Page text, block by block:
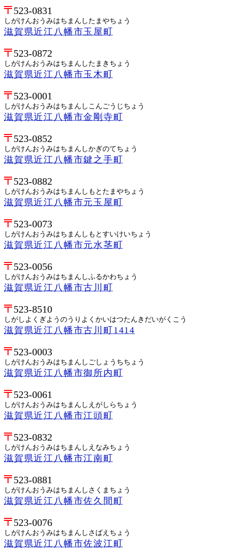
523-0831
しがけんおうみはちまんしたまやちょう
滋賀県近江八幡市玉屋町
523-0872
しがけんおうみはちまんしたまきちょう
滋賀県近江八幡市玉木町
523-0001
しがけんおうみはちまんしこんごうじちょう
滋賀県近江八幡市金剛寺町
523-0852
しがけんおうみはちまんしかぎのてちょう
滋賀県近江八幡市鍵之手町
523-0882
しがけんおうみはちまんしもとたまやちょう
滋賀県近江八幡市元玉屋町
523-0073
しがけんおうみはちまんしもとすいけいちょう
滋賀県近江八幡市元水茎町
523-0056
しがけんおうみはちまんしふるかわちょう
滋賀県近江八幡市古川町
523-8510
しがしよくぎようのうりよくかいはつたんきだいがくこう
滋賀県近江八幡市古川町1414
523-0003
しがけんおうみはちまんしごしょうちちょう
滋賀県近江八幡市御所内町
523-0061
しがけんおうみはちまんしえがしらちょう
滋賀県近江八幡市江頭町
523-0832
しがけんおうみはちまんしえなみちょう
滋賀県近江八幡市江南町
523-0881
しがけんおうみはちまんしさくまちょう
滋賀県近江八幡市佐久間町
523-0076
しがけんおうみはちまんしさばえちょう
滋賀県近江八幡市佐波江町